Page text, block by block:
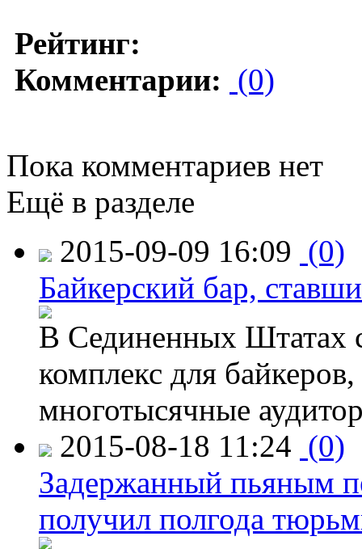
Рейтинг:
Комментарии: (0)
Пока комментариев нет
Ещё в разделе
2015-09-09 16:09 (0)
Байкерский бар,
В Сединенных Штатах
комплекс для
многотысячные
2015-08-18 11:24 (0)
Задержанный пьяным
получил полгода